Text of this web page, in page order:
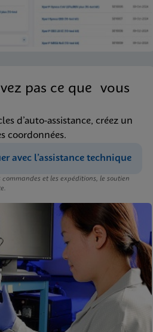
pas ce que vous
d’auto-assistance, créez un
coordonnées.
avec l’assistance technique
commandes et les expéditions, le soutien